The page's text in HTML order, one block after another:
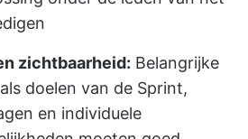
zichtbaarheid: Belangrijke
doelen van de Sprint,
en individuele